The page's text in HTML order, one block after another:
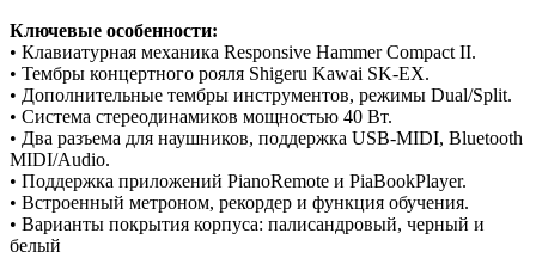
Ключевые особенности:
• Клавиатурная механика Responsive Hammer Compact II.
• Тембры концертного рояля Shigeru Kawai SK-EX.
• Дополнительные тембры инструментов, режимы Dual/Split.
• Система стереодинамиков мощностью 40 Вт.
• Два разъема для наушников, поддержка USB-MIDI, Bluetooth
MIDI/Audio.
• Поддержка приложений PianoRemote и PiaBookPlayer.
• Встроенный метроном, рекордер и функция обучения.
• Варианты покрытия корпуса: палисандровый, черный и
белый